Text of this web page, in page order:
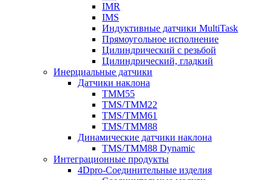
IMR
IMS
Индуктивные датчики MultiTask
Прямоугольное исполнение
Цилиндрический с резьбой
Цилиндрический, гладкий
Инерциальные датчики
Датчики наклона
TMM55
TMS/TMM22
TMS/TMM61
TMS/TMM88
Динамические датчики наклона
TMS/TMM88 Dynamic
Интеграционные продукты
4Dpro-Соединительные изделия